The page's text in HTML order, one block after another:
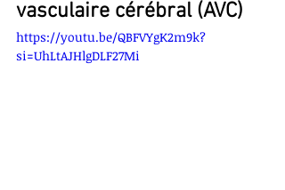
vasculaire cérébral (AVC)
https://youtu.be/QBFVYgK2m9k?
si=UhLtAJHlgDLF27Mi